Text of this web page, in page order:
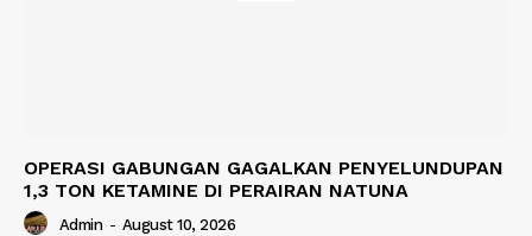
OPERASI GABUNGAN GAGALKAN PENYELUNDUPAN
1,3 TON KETAMINE DI PERAIRAN NATUNA
Admin - August 10, 2026